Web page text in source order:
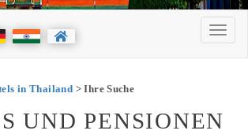
in Thailand > Ihre Suche
UND PENSIONEN